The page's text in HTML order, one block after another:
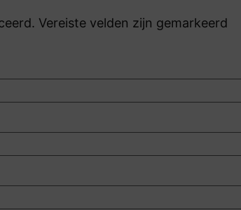
Vereiste velden zijn gemarkeerd